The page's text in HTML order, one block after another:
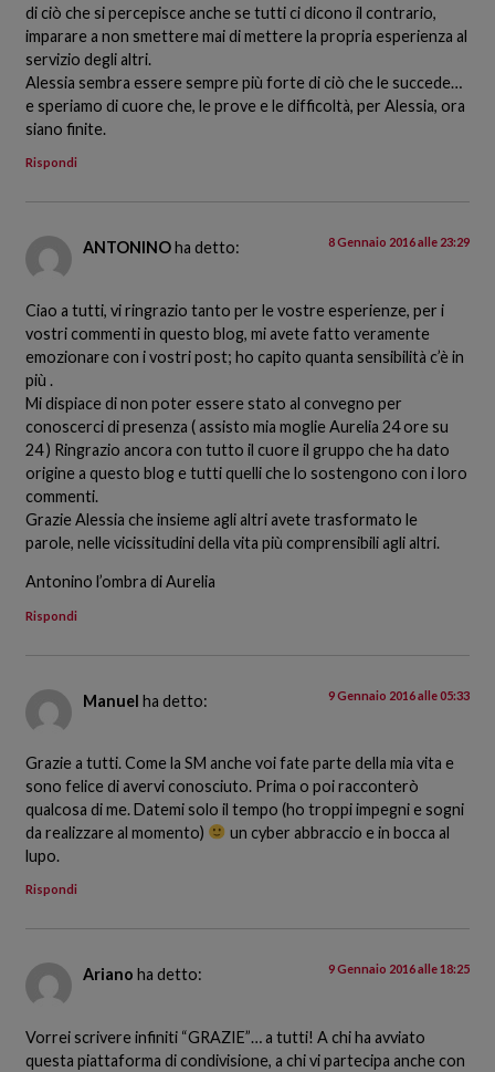
di ciò che si percepisce anche se tutti ci dicono il contrario,
imparare a non smettere mai di mettere la propria esperienza al
servizio degli altri.
Alessia sembra essere sempre più forte di ciò che le succede…
e speriamo di cuore che, le prove e le difficoltà, per Alessia, ora
siano finite.
Rispondi
ANTONINO ha detto: 8 Gennaio 2016 alle 23:29
Ciao a tutti, vi ringrazio tanto per le vostre esperienze, per i
vostri commenti in questo blog, mi avete fatto veramente
emozionare con i vostri post; ho capito quanta sensibilità c’è in
più .
Mi dispiace di non poter essere stato al convegno per
conoscerci di presenza ( assisto mia moglie Aurelia 24 ore su
24 ) Ringrazio ancora con tutto il cuore il gruppo che ha dato
origine a questo blog e tutti quelli che lo sostengono con i loro
commenti.
Grazie Alessia che insieme agli altri avete trasformato le
parole, nelle vicissitudini della vita più comprensibili agli altri.
Antonino l’ombra di Aurelia
Rispondi
Manuel ha detto: 9 Gennaio 2016 alle 05:33
Grazie a tutti. Come la SM anche voi fate parte della mia vita e
sono felice di avervi conosciuto. Prima o poi racconterò
qualcosa di me. Datemi solo il tempo (ho troppi impegni e sogni
da realizzare al momento)
un cyber abbraccio e in bocca al
lupo.
Rispondi
Ariano ha detto: 9 Gennaio 2016 alle 18:25
Vorrei scrivere infiniti “GRAZIE”… a tutti! A chi ha avviato
questa piattaforma di condivisione, a chi vi partecipa anche con